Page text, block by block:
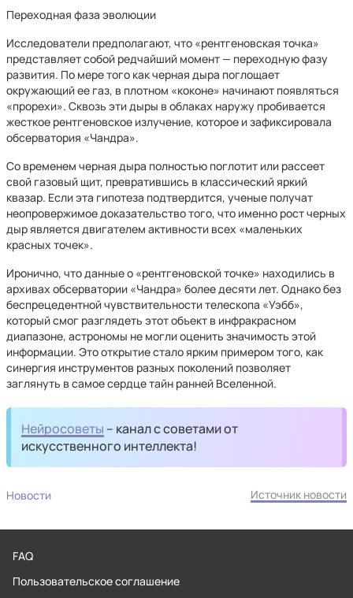
Переходная фаза эволюции
Исследователи предполагают, что «рентгеновская точка»
представляет собой редчайший момент — переходную фазу
развития. По мере того как черная дыра поглощает
окружающий ее газ, в плотном «коконе» начинают появляться
«прорехи». Сквозь эти дыры в облаках наружу пробивается
жесткое рентгеновское излучение, которое и зафиксировала
обсерватория «Чандра».
Со временем черная дыра полностью поглотит или рассеет
свой газовый щит, превратившись в классический яркий
квазар. Если эта гипотеза подтвердится, ученые получат
неопровержимое доказательство того, что именно рост черных
дыр является двигателем активности всех «маленьких
красных точек».
Иронично, что данные о «рентгеновской точке» находились в
архивах обсерватории «Чандра» более десяти лет. Однако без
беспрецедентной чувствительности телескопа «Уэбб»,
который смог разглядеть этот объект в инфракрасном
диапазоне, астрономы не могли оценить значимость этой
информации. Это открытие стало ярким примером того, как
синергия инструментов разных поколений позволяет
заглянуть в самое сердце тайн ранней Вселенной.
Нейросоветы – канал с советами от
искусственного интеллекта!
Новости Источник новости
FAQ
Пользовательское соглашение